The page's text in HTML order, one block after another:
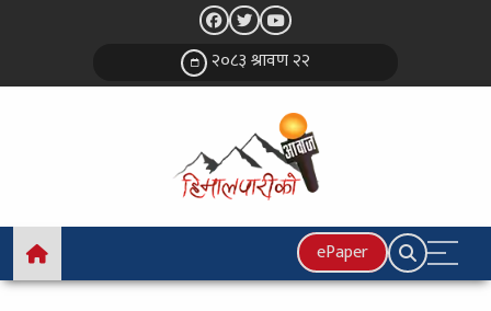
२०८३ श्रावण २२
ePaper